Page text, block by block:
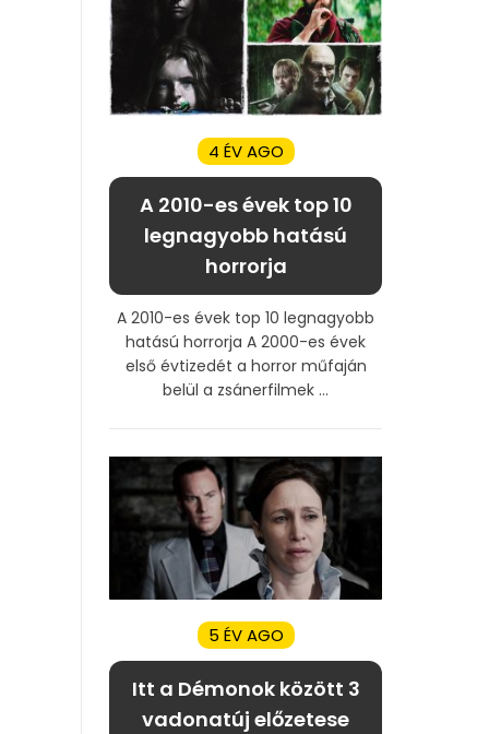
4 ÉV AGO
A 2010-es évek top 10
legnagyobb hatású
horrorja
A 2010-es évek top 10 legnagyobb
hatású horrorja A 2000-es évek
első évtizedét a horror műfaján
belül a zsánerfilmek ...
5 ÉV AGO
Itt a Démonok között 3
vadonatúj előzetese